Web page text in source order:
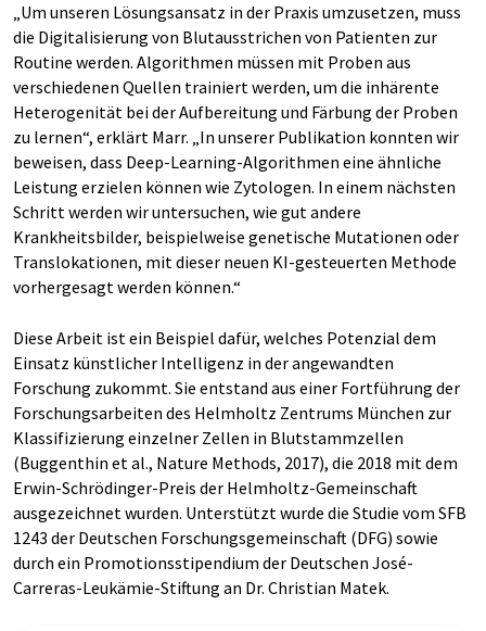
„Um unseren Lösungsansatz in der Praxis umzusetzen, muss
die Digitalisierung von Blutausstrichen von Patienten zur
Routine werden. Algorithmen müssen mit Proben aus
verschiedenen Quellen trainiert werden, um die inhärente
Heterogenität bei der Aufbereitung und Färbung der Proben
zu lernen“, erklärt Marr. „In unserer Publikation konnten wir
beweisen, dass Deep-Learning-Algorithmen eine ähnliche
Leistung erzielen können wie Zytologen. In einem nächsten
Schritt werden wir untersuchen, wie gut andere
Krankheitsbilder, beispielweise genetische Mutationen oder
Translokationen, mit dieser neuen KI-gesteuerten Methode
vorhergesagt werden können.“
Diese Arbeit ist ein Beispiel dafür, welches Potenzial dem
Einsatz künstlicher Intelligenz in der angewandten
Forschung zukommt. Sie entstand aus einer Fortführung der
Forschungsarbeiten des Helmholtz Zentrums München zur
Klassifizierung einzelner Zellen in Blutstammzellen
(Buggenthin et al., Nature Methods, 2017), die 2018 mit dem
Erwin-Schrödinger-Preis der Helmholtz-Gemeinschaft
ausgezeichnet wurden. Unterstützt wurde die Studie vom SFB
1243 der Deutschen Forschungsgemeinschaft (DFG) sowie
durch ein Promotionsstipendium der Deutschen José-
Carreras-Leukämie-Stiftung an Dr. Christian Matek.